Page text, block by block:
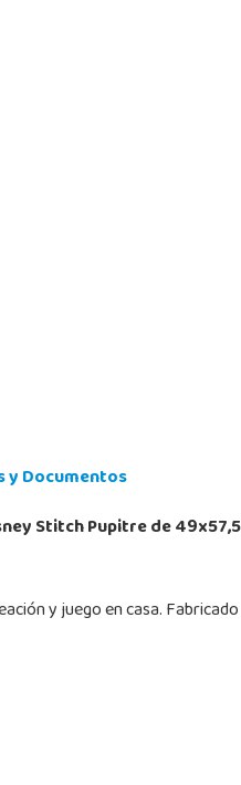
Documentos
Stitch Pupitre de
y juego en casa.